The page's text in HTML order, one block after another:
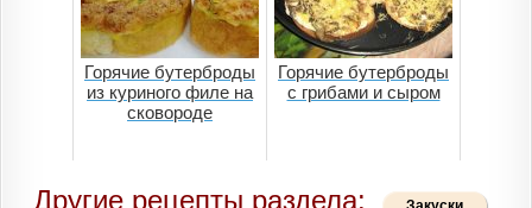
Горячие бутерброды
из куриного филе на
сковороде
Горячие бутерброды
с грибами и сыром
Другие рецепты раздела: